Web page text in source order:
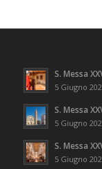
S. Messa
5 Giugno
S. Messa
5 Giugno
S. Messa
5 Giugno